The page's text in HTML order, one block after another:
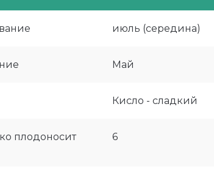
июль (середина)
Май
Кисло - сладкий
плодоносит
6